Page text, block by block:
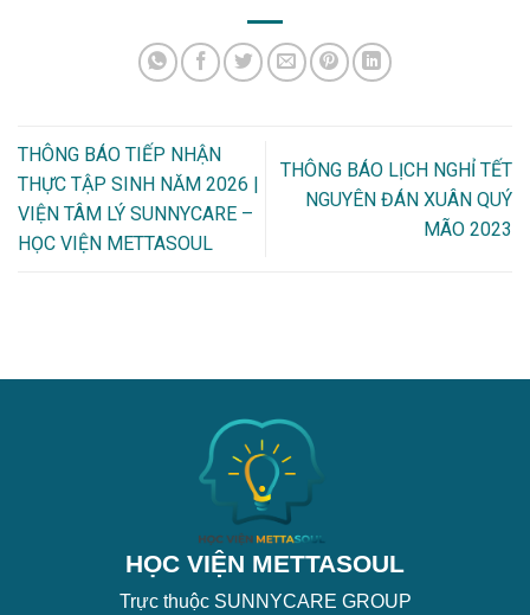
THÔNG BÁO TIẾP NHẬN
THỰC TẬP SINH NĂM 2026 |
VIỆN TÂM LÝ SUNNYCARE –
HỌC VIỆN METTASOUL
THÔNG BÁO LỊCH NGHỈ TẾT
NGUYÊN ĐÁN XUÂN QUÝ
MÃO 2023
HỌC VIỆN METTASOUL
Trực thuộc SUNNYCARE GROUP